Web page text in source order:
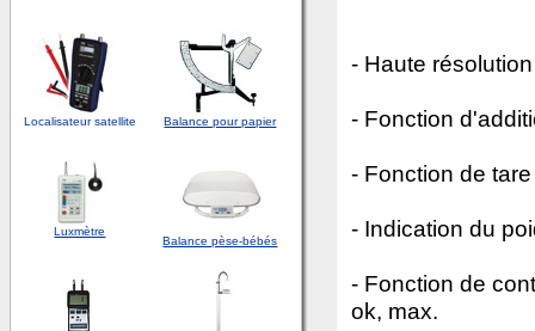
Localisateur satellite Balance pour papier
Luxmètre
Balance pèse-bébés
- Haute résolution
- Fonction
- Fonction de tare
- Indication du
- Fonction de
ok, max.